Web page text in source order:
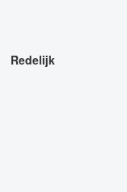
Redelijk